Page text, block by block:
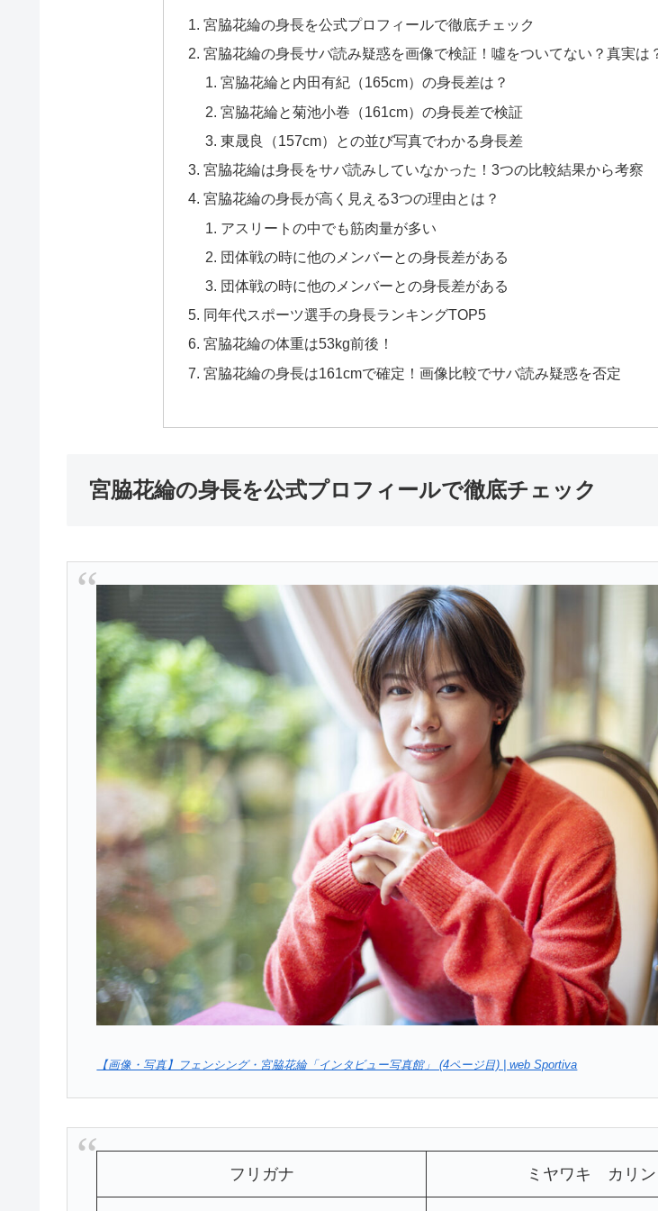
宮脇花綸の身長を公式プロフィールで徹底チェック
宮脇花綸の身長サバ読み疑惑を画像で検証！噓をついてない？真実は
宮脇花綸と内田有紀（165cm）の身長差は？
宮脇花綸と菊池小巻（161cm）の身長差で検証
東晟良（157cm）との並び写真でわかる身長差
宮脇花綸は身長をサバ読みしていなかった！3つの比較結果から考察
宮脇花綸の身長が高く見える3つの理由とは？
アスリートの中でも筋肉量が多い
団体戦の時に他のメンバーとの身長差がある
団体戦の時に他のメンバーとの身長差がある
同年代スポーツ選手の身長ランキングTOP5
宮脇花綸の体重は53kg前後！
宮脇花綸の身長は161cmで確定！画像比較でサバ読み疑惑を否定
宮脇花綸の身長を公式プロフィールで徹底チェック
【画像・写真】フェンシング・宮脇花綸「インタビュー写真館」 (4ページ目) | web Sportiva
フリガナ ミヤワキ カリン